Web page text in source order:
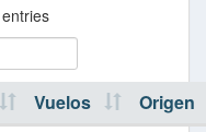
entries
Vuelos
Origen